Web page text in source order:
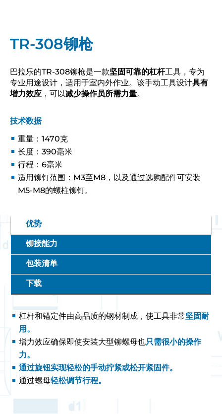
TR-308铆枪
巴拉乐的TR-308铆枪是一款坚固可靠的杠杆工具，专为
专业用途设计，适用于室内外作业。该手动工具设计具有
增力效应 ，可以减少操作员所需力量。
技术数据
重量：1470克
长度：390毫米
行程：6毫米
适用铆钉范围：M3至M8，以及通过选购配件可安装
M5-M8的螺柱铆钉。
优势
铆接能力
包装清单
下载
杠杆和锚定件由高品质的钢材制成，使工具非常坚固耐
用。
增力效应确保即使安装大型铆螺母也只需很小的操作
力。
通过旋钮实现轻松的手动拧紧或松开紧固件。
通过螺母轻松调节行程。